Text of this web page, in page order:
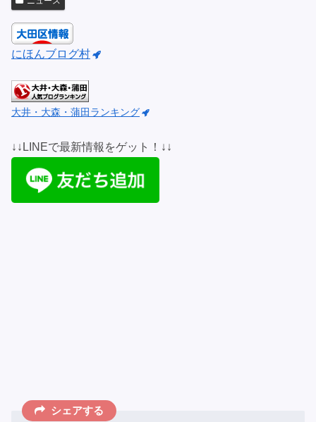
にほんブログ村
大井・大森・蒲田ランキング
↓↓LINEで最新情報をゲット！↓↓
シェアする